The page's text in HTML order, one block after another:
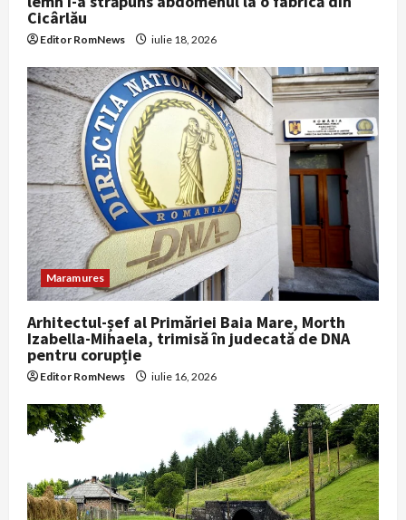
Cicârlău
Editor RomNews iulie 18, 2026
Maramures
Arhitectul-șef al Primăriei Baia Mare, Morth
Izabella-Mihaela, trimisă în judecată de DNA
pentru corupție
Editor RomNews iulie 16, 2026